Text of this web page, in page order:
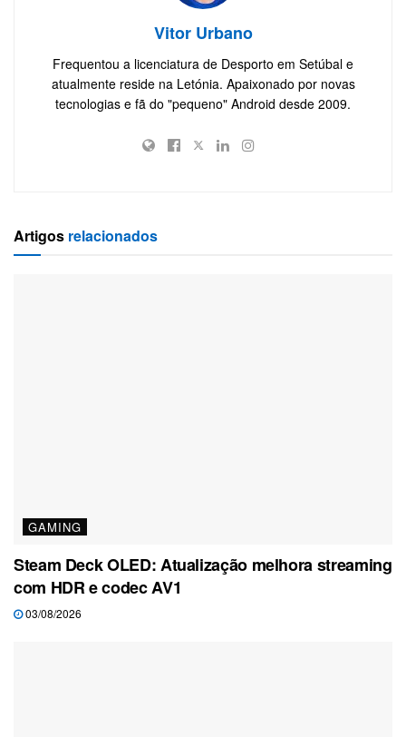
Vitor Urbano
Frequentou a licenciatura de Desporto em Setúbal e
atualmente reside na Letónia. Apaixonado por novas
tecnologias e fã do "pequeno" Android desde 2009.
Artigos relacionados
GAMING
Steam Deck OLED: Atualização melhora streaming
com HDR e codec AV1
03/08/2026